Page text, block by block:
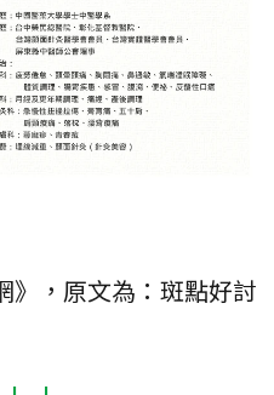
》，原文為：斑點好討